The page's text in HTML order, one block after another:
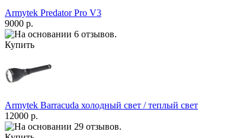
Armytek Predator Pro V3
9000 р.
Купить
Armytek Barracuda холодный свет / теплый свет
12000 р.